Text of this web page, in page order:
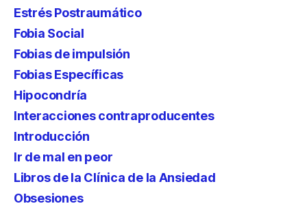
Estrés Postraumático
Fobia Social
Fobias de impulsión
Fobias Específicas
Hipocondría
Interacciones contraproducentes
Introducción
Ir de mal en peor
Libros de la Clínica de la Ansiedad
Obsesiones